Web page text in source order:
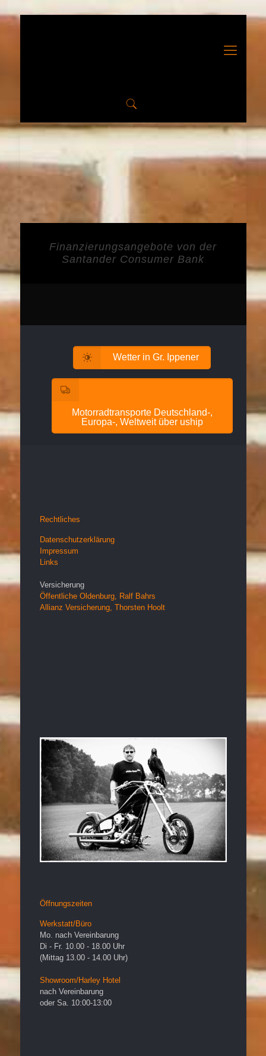
Finanzierungsangebote von der
Santander Consumer Bank
Wetter in Gr. Ippener
Motorradtransporte Deutschland-,
Europa-, Weltweit über uship
Rechtliches
Datenschutzerklärung
Impressum
Links
Versicherung
Öffentliche Oldenburg, Ralf Bahrs
Allianz Versicherung, Thorsten Hoolt
Öffnungszeiten
Werkstatt/Büro
Mo. nach Vereinbarung
Di - Fr. 10.00 - 18.00 Uhr
(Mittag 13.00 - 14.00 Uhr)
Showroom/Harley Hotel
nach Vereinbarung
oder Sa. 10:00-13:00